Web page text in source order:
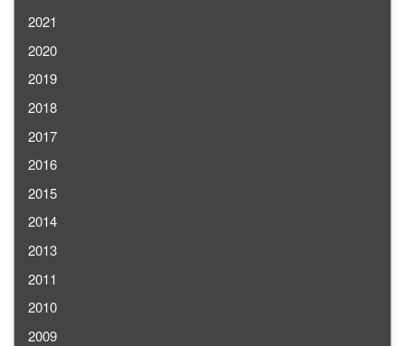
2021
2020
2019
2018
2017
2016
2015
2014
2013
2011
2010
2009